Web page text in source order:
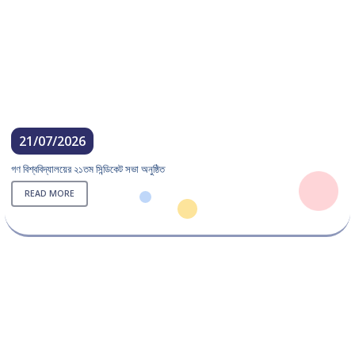
21/07/2026
গণ বিশ্ববিদ্যালয়ের ২১তম সিন্ডিকেট সভা অনুষ্ঠিত
READ MORE